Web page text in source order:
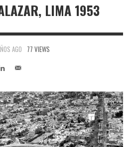
LIMA 1953
AGO 77 VIEWS